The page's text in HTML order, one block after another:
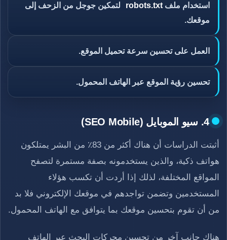
استخدام ملف robots.txt
لتمكين جوجل من الزحف إلى
موقعك.
العمل على تحسين سرعة تحميل الموقع.
تحسين رؤية الموقع عبر الهاتف المحمول.
4. سيو الموبايل (SEO Mobile)
أثبتت الدراسات أن هناك أكثر من 83٪ من البشر يمتلكون
هواتف ذكية، والذين يستخدمونه بصفة مستمرة لتصفح
المواقع المختلفة، لذلك إذا أردت أن تكسب هؤلاء
المستخدمين وتضمن تواجدهم في موقعك الإلكتروني فلا بد
من أن تقوم بتحسين موقعك بما يتوافق مع الهاتف المحمول.
هناك جانب آخر من تحسين محركات البحث عبر الهاتف